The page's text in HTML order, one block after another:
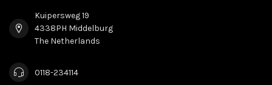
Kuipersweg 19
4338PH Middelburg
The Netherlands
0118-234114